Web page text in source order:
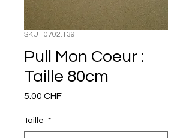
SKU : 0702.139
Pull Mon Coeur :
Taille 80cm
5.00 CHFPrix
Taille *